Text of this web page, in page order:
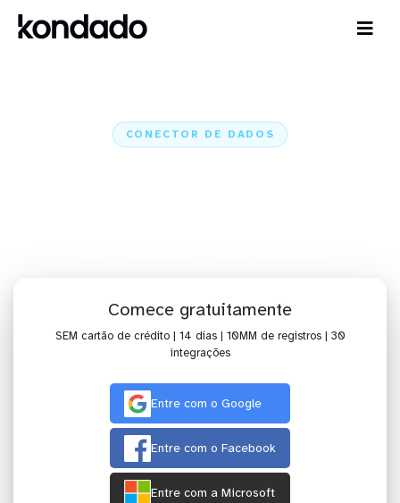
CONECTOR DE DADOS
Comece gratuitamente
SEM cartão de crédito | 14 dias | 10MM de registros | 30
integrações
Entre com o Google
Entre com o Facebook
Entre com a Microsoft